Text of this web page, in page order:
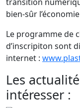
bien-sûr
Le programme de
d’inscripiton sont
internet :
Les
intéresser :